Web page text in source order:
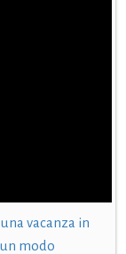
vacanza in
un modo